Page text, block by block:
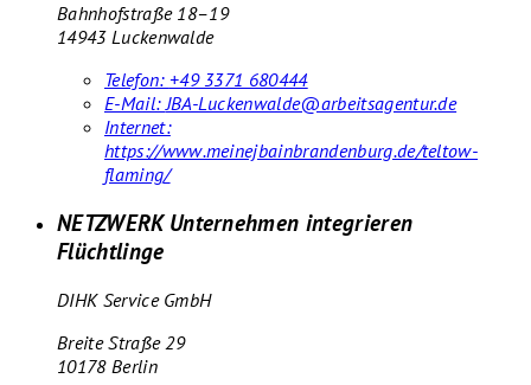
Bahnhofstraße 18–19
14943 Luckenwalde
Telefon: +49 3371 680444
E-Mail:JBA-Luckenwalde@arbeitsagentur.de
Internet:
https://www.meinejbainbrandenburg.de/teltow-
flaming/
NETZWERK Unternehmen integrieren
Flüchtlinge
DIHK Service GmbH
Breite Straße 29
10178 Berlin